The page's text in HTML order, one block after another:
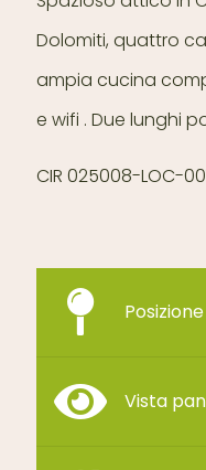
Dolomiti, quattro
ampia cucina
e wifi . Due lunghi
CIR 025008-LOC-
Vista